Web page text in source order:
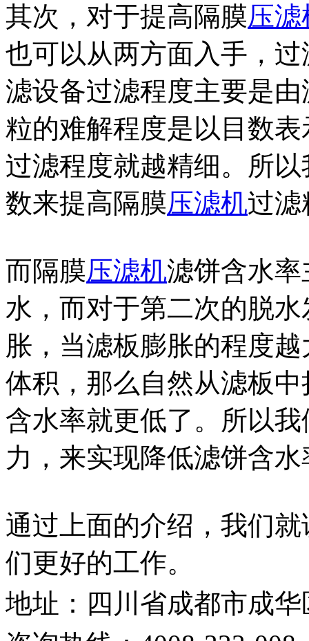
其次，对于提高隔膜压滤
也可以从两方面入手，
滤设备过滤程度主要是
粒的难解程度是以目数
过滤程度就越精细。所
数来提高隔膜压滤机过滤
而隔膜压滤机滤饼含水
水，而对于第二次的脱
胀，当滤板膨胀的程度
体积，那么自然从滤板
含水率就更低了。所以
力，来实现降低滤饼含
通过上面的介绍，我们
们更好的工作。
地址：四川省成都市成